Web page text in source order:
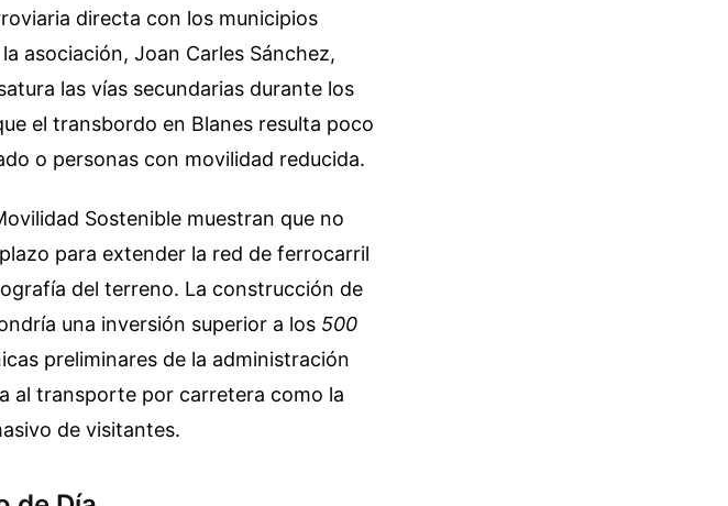
directa con los municipios
asociación, Joan Carles Sánchez,
las vías secundarias durante los
el transbordo en Blanes resulta poco
o personas con movilidad reducida.
Sostenible muestran que no
para extender la red de ferrocarril
del terreno. La construcción de
una inversión superior a los 500
preliminares de la administración
al transporte por carretera como la
de visitantes.